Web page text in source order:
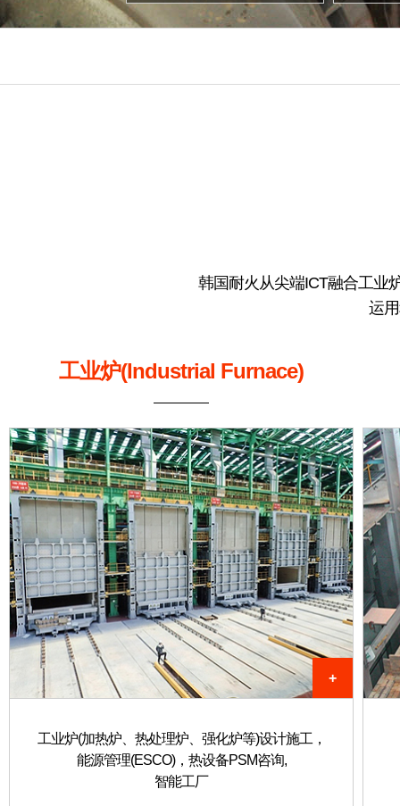
韩国耐火从尖端ICT融合工业
运
工业炉(Industrial Furnace)
工业炉(加热炉、热处理炉、强化炉等)设计施工，
能源管理(ESCO)，热设备PSM咨询,
智能工厂
+